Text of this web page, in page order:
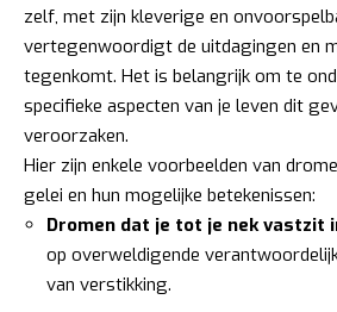
zelf, met zijn kleverige en
vertegenwoordigt de uitdagingen en
tegenkomt. Het is belangrijk om te
specifieke aspecten van je leven dit
veroorzaken.
Hier zijn enkele voorbeelden van
gelei en hun mogelijke betekenissen:
Dromen dat je tot je nek vastzit
op overweldigende
van verstikking.